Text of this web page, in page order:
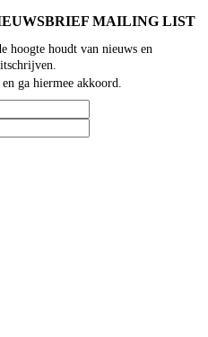
MAILING LIST
hoogte houdt van nieuws en
en ga hiermee akkoord.